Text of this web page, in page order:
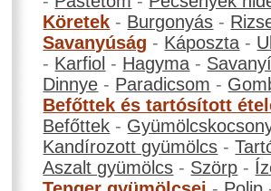
Köretek - Burgonyás -
Savanyúság - Káposzta -
- Karfiol - Hagyma -
Dinnye - Paradicsom -
Befőttek és tartósított
Befőttek -
Kandírozott gyümölcs -
Aszalt gyümölcs - Szörp -